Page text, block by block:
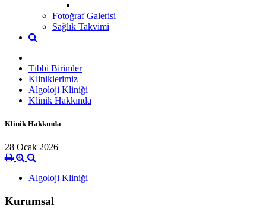
Fotoğraf Galerisi
Sağlık Takvimi
Tıbbi Birimler
Kliniklerimiz
Algoloji Kliniği
Klinik Hakkında
Klinik Hakkında
28 Ocak 2026
Algoloji Kliniği
Kurumsal